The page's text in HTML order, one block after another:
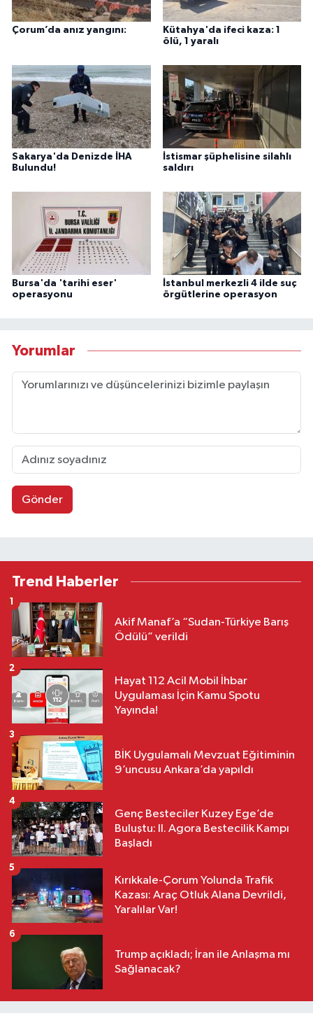
Çorum’da anız yangını:
Kütahya'da ifeci kaza: 1
ölü, 1 yaralı
Sakarya'da Denizde İHA
Bulundu!
İstismar şüphelisine silahlı
saldırı
Bursa'da 'tarihi eser'
operasyonu
İstanbul merkezli 4 ilde suç
örgütlerine operasyon
Yorumlar
Gönder
Trend Haberler
Akif Manaf’a “Sudan-Türkiye Barış
Ödülü” verildi
1
Hayat 112 Acil Mobil İhbar
Uygulaması İçin Kamu Spotu
Yayında!
2
BİK Uygulamalı Mevzuat Eğitiminin
9’uncusu Ankara’da yapıldı
3
Genç Besteciler Kuzey Ege’de
Buluştu: II. Agora Bestecilik Kampı
Başladı
4
Kırıkkale-Çorum Yolunda Trafik
Kazası: Araç Otluk Alana Devrildi,
Yaralılar Var!
5
Trump açıkladı; İran ile Anlaşma mı
Sağlanacak?
6